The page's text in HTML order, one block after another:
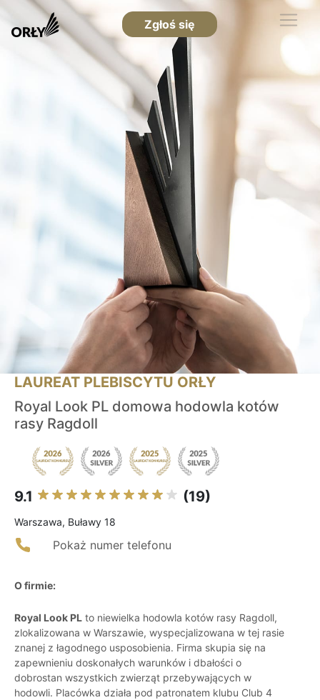
Zgłoś się
LAUREAT PLEBISCYTU ORŁY
Royal Look PL domowa hodowla kotów
rasy Ragdoll
9.1 (19)
Warszawa, Buławy 18
Pokaż numer telefonu
O firmie:
Royal Look PL to niewielka hodowla kotów rasy Ragdoll,
zlokalizowana w Warszawie, wyspecjalizowana w tej rasie
znanej z łagodnego usposobienia. Firma skupia się na
zapewnieniu doskonałych warunków i dbałości o
dobrostan wszystkich zwierząt przebywających w
hodowli. Placówka działa pod patronatem klubu Club 4